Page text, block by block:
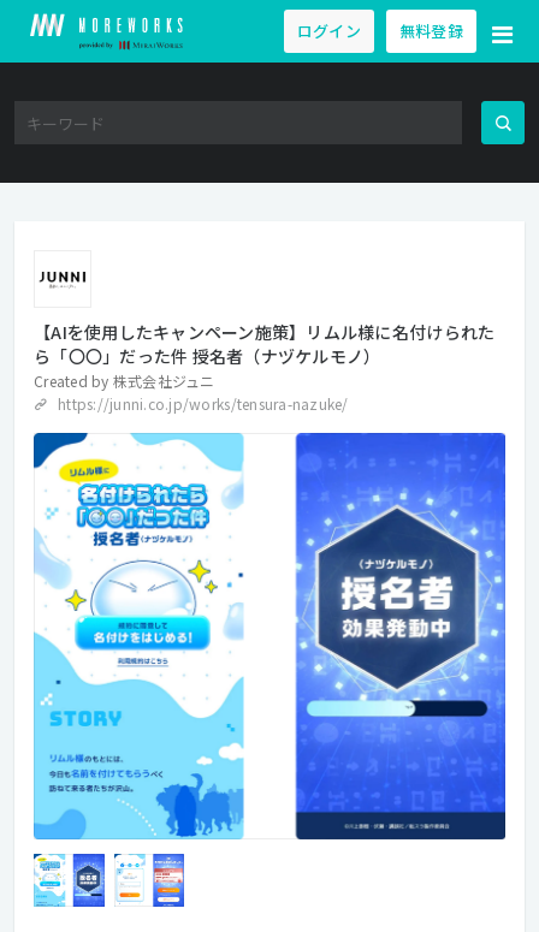
ログイン 無料登録
【AIを使用したキャンペーン施策】リムル様に名付けられた
ら「〇〇」だった件 授名者（ナヅケルモノ）
Created by 株式会社ジュニ
https://junni.co.jp/works/tensura-nazuke/